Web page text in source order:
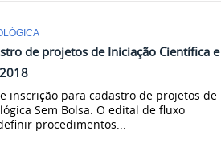
de projetos de Iniciação Científica e
inscrição para cadastro de projetos de
Sem Bolsa. O edital de fluxo
procedimentos...